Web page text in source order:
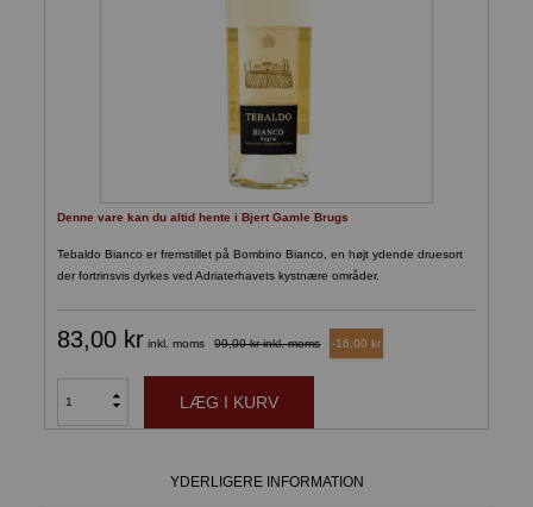
Denne vare kan du altid hente i Bjert Gamle Brugs
Tebaldo Bianco er fremstillet på Bombino Bianco, en højt ydende druesort
der fortrinsvis dyrkes ved Adriaterhavets kystnære områder.
83,00 kr inkl. moms 99,00 krinkl. moms -16,00 kr
LÆG I KURV
YDERLIGERE INFORMATION